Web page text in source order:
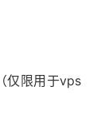
仅限用于vps